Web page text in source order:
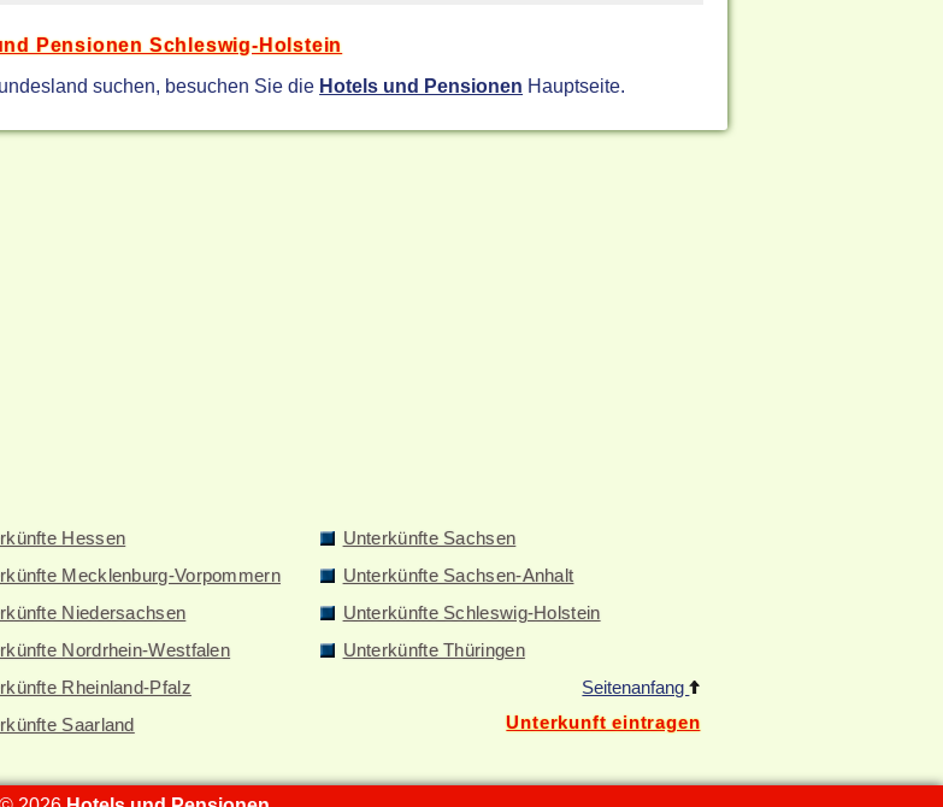
Pensionen Schleswig-Holstein
suchen, besuchen Sie die Hotels und Pensionen Hauptseite.
Hessen
Mecklenburg-Vorpommern
Niedersachsen
Nordrhein-Westfalen
Rheinland-Pfalz
Saarland
Unterkünfte Sachsen
Unterkünfte Sachsen-Anhalt
Unterkünfte Schleswig-Holstein
Unterkünfte Thüringen
Seitenanfang
Unterkunft eintragen